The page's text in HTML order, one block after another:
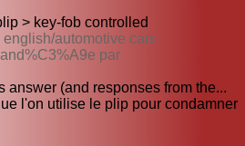
> key-fob controlled
automotive cars
par
answer (and responses from the...
l'on utilise le plip pour condamner